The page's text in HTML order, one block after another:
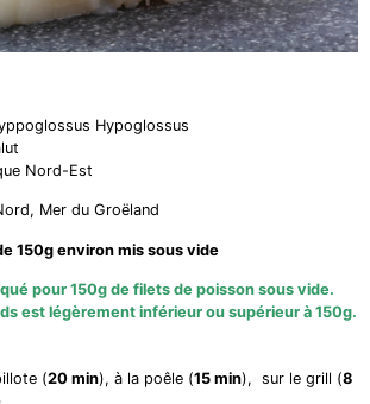
Hypoglossus
Nord-Est
Mer du Groëland
150g environ mis sous vide
pour 150g de filets de poisson sous vide.
est légèrement inférieur ou supérieur à 150g.
(20 min), à la poêle (15 min), sur le grill (8